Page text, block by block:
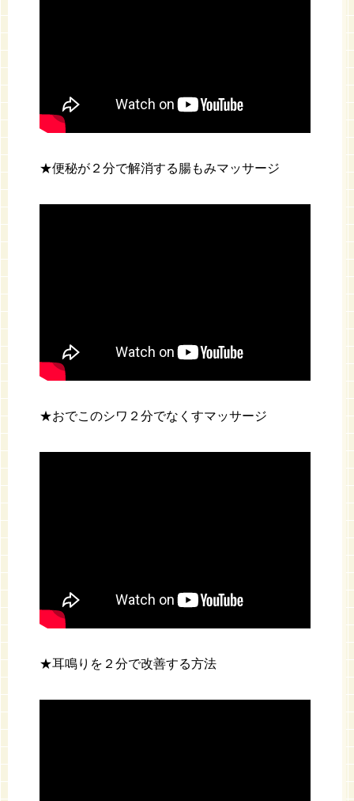
★便秘が２分で解消する腸もみマッサージ
★おでこのシワ２分でなくすマッサージ
★耳鳴りを２分で改善する方法